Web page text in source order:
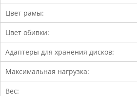
Цвет рамы:
Цвет обивки:
Адаптеры для хранения дисков:
Максимальная нагрузка:
Вес: